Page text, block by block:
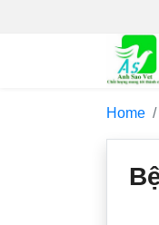
Home